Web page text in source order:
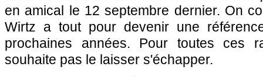
en amical le 12 septembre dernier. On
Wirtz a tout pour devenir une
prochaines années. Pour toutes ces
souhaite pas le laisser s'échapper.